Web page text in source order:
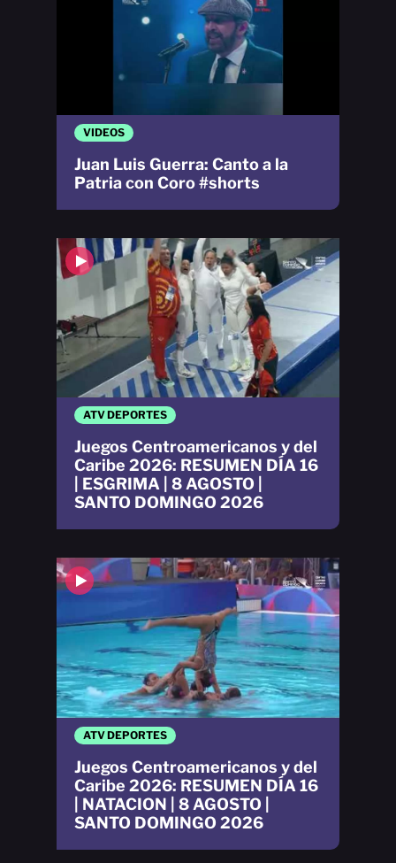
VIDEOS
Juan Luis Guerra: Canto a la
Patria con Coro #shorts
ATV DEPORTES
Juegos Centroamericanos y del
Caribe 2026: RESUMEN DÍA 16
| NATACION | 8 AGOSTO |
SANTO DOMINGO 2026
ATV DEPORTES
Juegos Centroamericanos y del
Caribe 2026: RESUMEN DÍA 16
| ESGRIMA | 8 AGOSTO |
SANTO DOMINGO 2026